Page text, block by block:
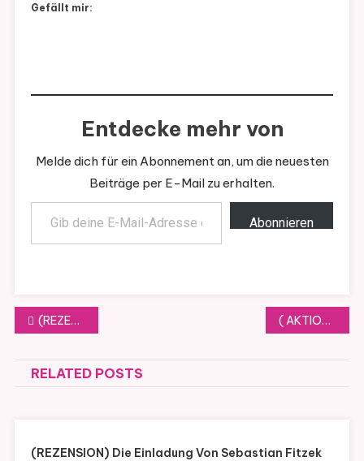
Gefällt mir:
Entdecke mehr von
Melde dich für ein Abonnement an, um die neuesten
Beiträge per E-Mail zu erhalten.
Gib deine E-Mail-Adresse ein ...
Abonnieren
Beitragsnavigation
(REZENSION) Vermisst – Der Fall Anna von Christine Brand ( Band 1) ( AKTION ) COVER WEDNESDAY #60
RELATED POSTS
(REZENSION) Die Einladung Von Sebastian Fitzek